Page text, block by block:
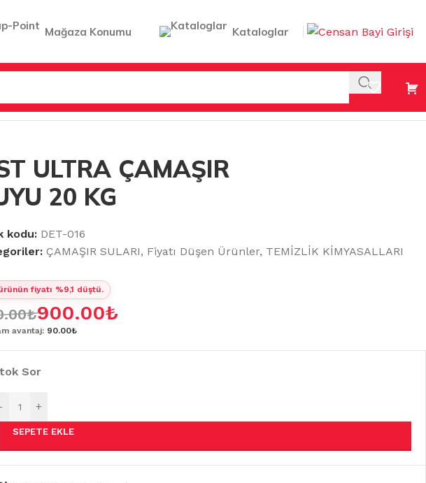
Mağaza Konumu Kataloglar
ULTRA ÇAMAŞIR
20 KG
kodu: DET-016
ÇAMAŞIR SULARI, Fiyatı Düşen Ürünler, TEMİZLİK KİMYASALLARI
fiyatı %9,1 düştü.
₺900.00₺
avantaj: 90.00₺
Sor
+
SEPETE EKLE